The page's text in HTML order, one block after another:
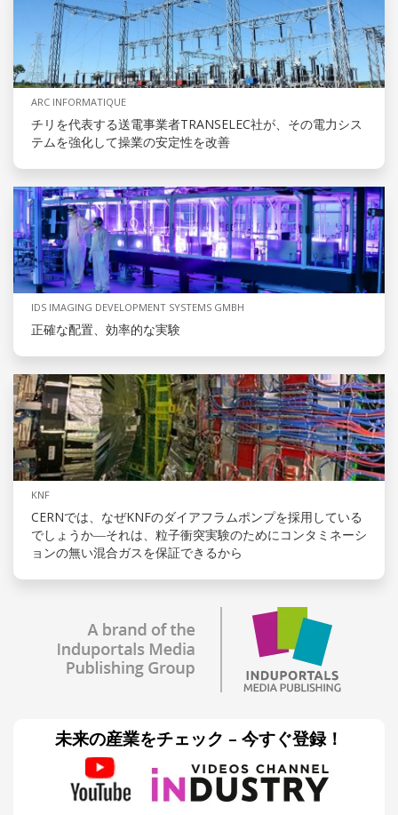
ARC INFORMATIQUE
チリを代表する送電事業者TRANSELEC社が、その電力シス
テムを強化して操業の安定性を改善
IDS IMAGING DEVELOPMENT SYSTEMS GMBH
正確な配置、効率的な実験
KNF
CERNでは、なぜKNFのダイアフラムポンプを採用している
でしょうか―それは、粒子衝突実験のためにコンタミネーシ
ョンの無い混合ガスを保証できるから
未来の産業をチェック – 今すぐ登録！